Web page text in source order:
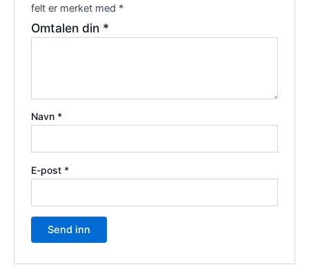
felt er merket med *
Omtalen din *
Navn *
E-post *